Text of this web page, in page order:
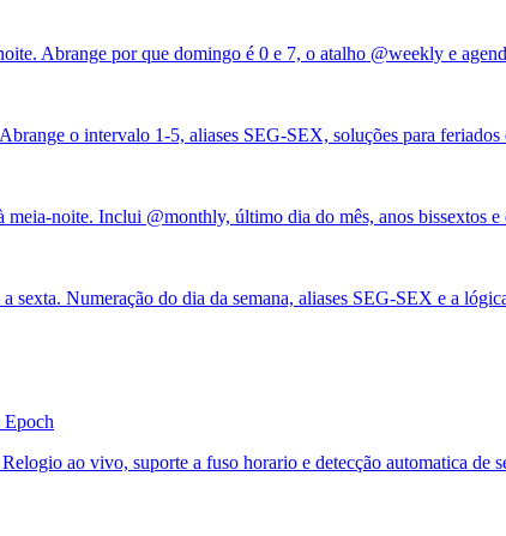
Abrange por que domingo é 0 e 7, o atalho @weekly e
o intervalo 1-5, aliases SEG-SEX, soluções para
noite. Inclui @monthly, último dia do mês, anos bissextos
Numeração do dia da semana, aliases SEG-SEX e a
Epoch
ao vivo, suporte a fuso horario e detecção automatica de